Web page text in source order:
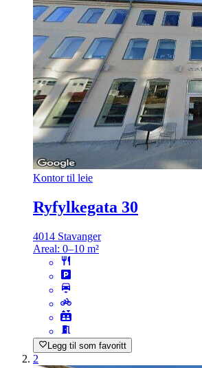
Kontor til leie
Ryfylkegata 30
4014 Stavanger
Areal: 0–10 m²
Legg til som favoritt
2